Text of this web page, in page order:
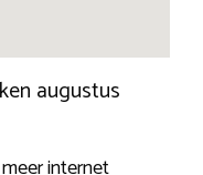
augustus
internet